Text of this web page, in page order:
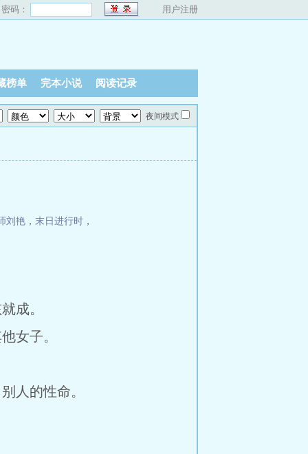
密码： 用户注册
榜单 完本小说 阅读记录
夜间模式
刘艳 ， 末日进行时 ，
成。
女子。
人的性命。